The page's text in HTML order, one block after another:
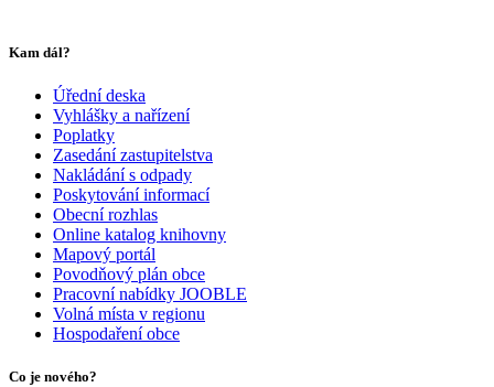
Kam dál?
Úřední deska
Vyhlášky a nařízení
Poplatky
Zasedání zastupitelstva
Nakládání s odpady
Poskytování informací
Obecní rozhlas
Online katalog knihovny
Mapový portál
Povodňový plán obce
Pracovní nabídky JOOBLE
Volná místa v regionu
Hospodaření obce
Co je nového?